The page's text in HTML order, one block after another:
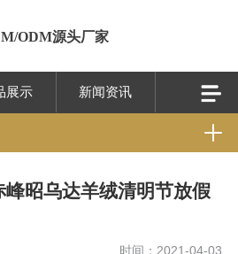
ODM源头厂家
展示 新闻资讯
昭乌达羊绒清明节放假
时间：2021-04-03